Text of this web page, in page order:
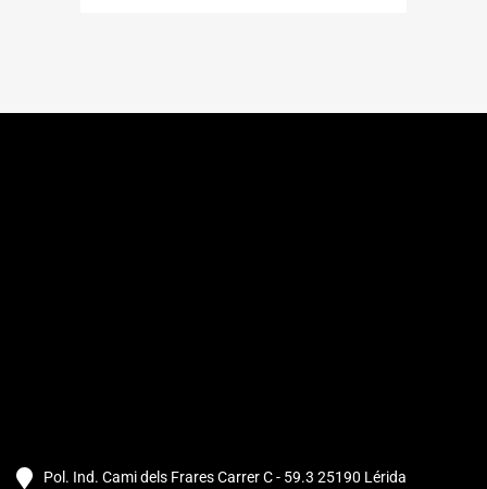
Pol. Ind. Cami dels Frares Carrer C - 59.3 25190 Lérida